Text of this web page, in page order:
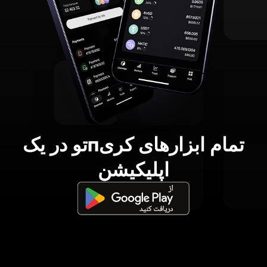
تمام ابزارهای کریпتو در یک
اپلیکیشن